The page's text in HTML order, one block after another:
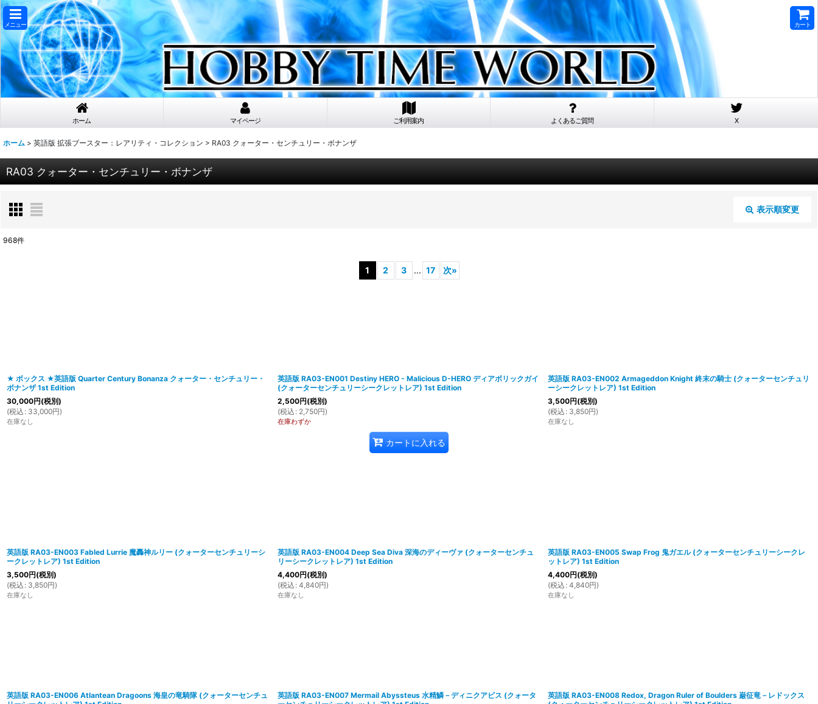
メニュー カート
ホーム マイページ ご利用案内 よくあるご質問 X
ホーム > 英語版 拡張ブースター：レアリティ・コレクション > RA03 クォーター・センチュリー・ボナンザ
RA03 クォーター・センチュリー・ボナンザ
表示順変更
968件
1 2 3 ... 17 次»
★ ボックス ★英語版 Quarter Century Bonanza クォーター・センチュリー・
ボナンザ 1st Edition
30,000円(税別)
(税込 : 33,000円)
在庫なし
英語版 RA03-EN001 Destiny HERO - Malicious D-HERO ディアボリックガイ
(クォーターセンチュリーシークレットレア) 1st Edition
2,500円(税別)
(税込 : 2,750円)
在庫わずか
カートに入れる
英語版 RA03-EN002 Armageddon Knight 終末の騎士 (クォーターセンチュリ
ーシークレットレア) 1st Edition
3,500円(税別)
(税込 : 3,850円)
在庫なし
英語版 RA03-EN003 Fabled Lurrie 魔轟神ルリー (クォーターセンチュリーシ
ークレットレア) 1st Edition
3,500円(税別)
(税込 : 3,850円)
在庫なし
英語版 RA03-EN004 Deep Sea Diva 深海のディーヴァ (クォーターセンチュ
リーシークレットレア) 1st Edition
4,400円(税別)
(税込 : 4,840円)
在庫なし
英語版 RA03-EN005 Swap Frog 鬼ガエル (クォーターセンチュリーシークレ
ットレア) 1st Edition
4,400円(税別)
(税込 : 4,840円)
在庫なし
英語版 RA03-EN006 Atlantean Dragoons 海皇の竜騎隊 (クォーターセンチュ
英語版 RA03-EN007 Mermail Abyssteus 水精鱗－ディニクアビス (クォータ
英語版 RA03-EN008 Redox, Dragon Ruler of Boulders 巌征竜－レドックス